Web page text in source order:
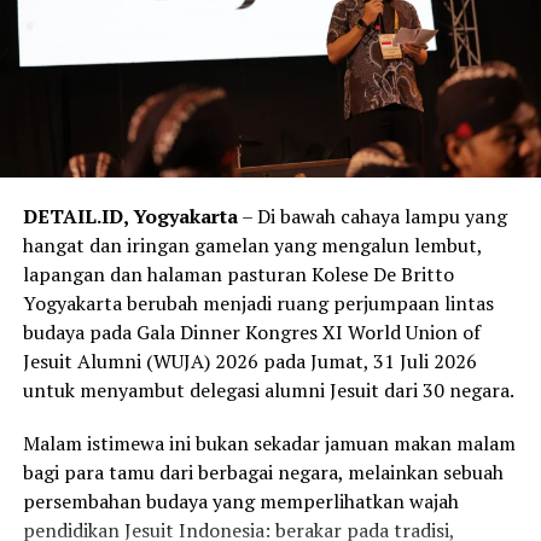
Semangat tersebut berlanjut dalam Open House pada
22 Agustus 2026. Masyarakat diajak mengenal lebih
dekat kehidupan SMA Kolese De Britto melalui talkshow,
pameran ekstrakurikuler, bazar, lomba menggambar dan
mewarnai bagi anak-anak, Leadership Legacy Challenge
untuk pelajar SMP, serta Expo Lembaga Pendidikan
Katolik se-DIY. Sekolah tidak lagi sekadar menjadi
tempat belajar, tetapi berubah menjadi ruang
perjumpaan yang mempertemukan keluarga, calon
siswa, alumni, komunitas, dan berbagai lembaga
pendidikan dalam suasana yang terbuka dan penuh
dialog.
Rangkaian Menuju Dasawindu mencapai makna yang
semakin luas ketika pada Sabtu, 29 Agustus 2026, SMA
Kolese De Britto dipercaya menjadi tuan rumah The
12th Urban Social Forum (USF) 2026 yang mengangkat
tema “Another City is Possible”. Forum ini
DETAIL.ID, Yogyakarta– Di bawah cahaya lampu yang
hangat dan iringan gamelan yang mengalun lembut,
lapangan dan halaman pasturan Kolese De Britto
Yogyakarta berubah menjadi ruang perjumpaan lintas
budaya pada Gala Dinner Kongres XI World Union of
Jesuit Alumni (WUJA) 2026 pada Jumat, 31 Juli 2026
untuk menyambut delegasi alumni Jesuit dari 30 negara.
Malam istimewa ini bukan sekadar jamuan makan malam
bagi para tamu dari berbagai negara, melainkan sebuah
persembahan budaya yang memperlihatkan wajah
pendidikan Jesuit Indonesia: berakar pada tradisi,